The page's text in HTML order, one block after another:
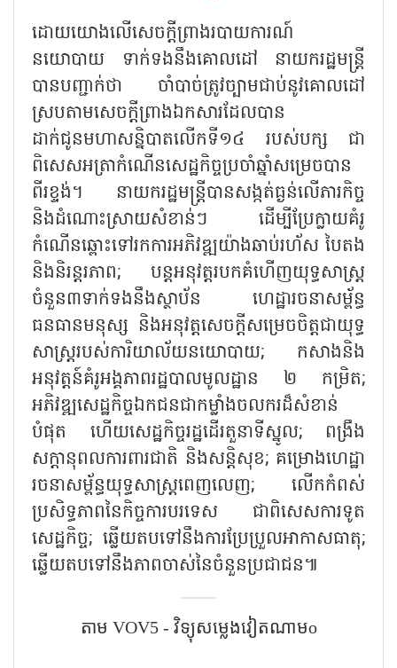
ដោយយោងលើសេចក្តីព្រាងរបាយការណ៍
នយោបាយ ទាក់ទងនឹងគោលដៅ នាយករដ្ឋមន្ត្រី
បានបញ្ជាក់ថា ចាំបាច់ត្រូវច្បាមជាប់នូវគោលដៅ
ស្របតាមសេចក្តីព្រាងឯកសារដែលបាន
ដាក់ជូនមហាសន្និបាតលើកទី១៤ របស់បក្ស ជា
ពិសេសអត្រាកំណើនសេដ្ឋកិច្ចប្រចាំឆ្នាំសម្រេចបាន
ពីរខ្ទង់។ នាយករដ្ឋមន្ត្រីបានសង្កត់ធ្ងន់លើភារកិច្ច
និងដំណោះស្រាយសំខាន់ៗ ដើម្បីប្រែក្លាយគំរូ
កំណើនឆ្ពោះទៅរកការអភិវឌ្ឍយ៉ាងឆាប់រហ័ស បៃតង
និងនិរន្តរភាព; បន្តអនុវត្តរបកគំហើញយុទ្ធសាស្ត្រ
ចំនួន៣ទាក់ទងនឹងស្ថាប័ន ហេដ្ឋារចនាសម្ព័ន្ធ
ធនធានមនុស្ស និងអនុវត្តសេចក្តីសម្រេចចិត្តជាយុទ្ធ
សាស្ត្ររបស់ការិយាល័យនយោបាយ; កសាងនិង
អនុវត្តន៍គំរូអង្គភាពរដ្ឋបាលមូលដ្ឋាន ២ កម្រិត;
អភិវឌ្ឍសេដ្ឋកិច្ចឯកជនជាកម្លាំងចលករដ៏សំខាន់
បំផុត ហើយសេដ្ឋកិច្ចរដ្ឋដើរតួនាទីស្នូល; ពង្រឹង
សក្តានុពលការពារជាតិ និងសន្តិសុខ; គម្រោងហេដ្ឋា
រចនាសម្ព័ន្ធយុទ្ធសាស្ត្រពេញលេញ; លើកកំពស់
ប្រសិទ្ធភាពនៃកិច្ចការបរទេស ជាពិសេសការទូត
សេដ្ឋកិច្ច; ឆ្លើយតបទៅនឹងការប្រែប្រួលអាកាសធាតុ;
ឆ្លើយតបទៅនឹងភាពចាស់នៃចំនួនប្រជាជន៕
តាម​ VOV5 - វិទ្យុសម្លេងវៀតណាមo